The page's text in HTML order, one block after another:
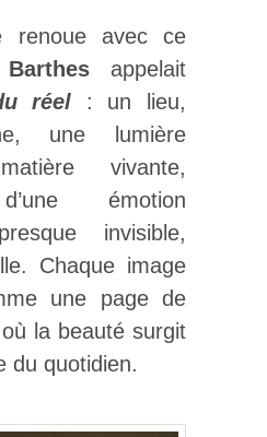
renoue avec ce
appelait
réel : un lieu,
une lumière
vivante,
émotion
invisible,
Chaque image
une page de
la beauté surgit
du quotidien.